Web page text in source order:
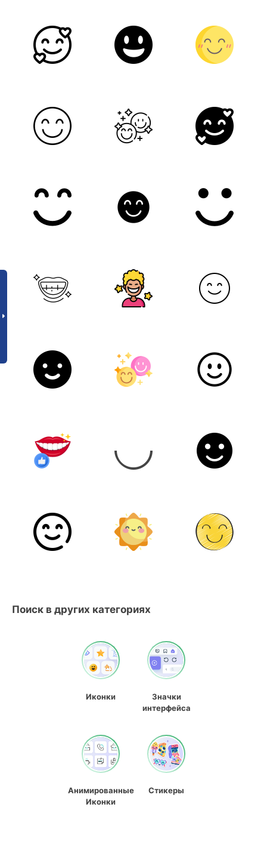
Поиск в других категориях
Иконки
Значки
интерфейса
Анимированные
Иконки
Стикеры